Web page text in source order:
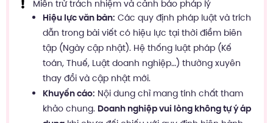
Miễn trừ trách nhiệm và cảnh báo pháp lý
Hiệu lực văn bản: Các quy định pháp luật và trích
dẫn trong bài viết có hiệu lực tại thời điểm biên
tập (Ngày cập nhật). Hệ thống luật pháp (Kế
toán, Thuế, Luật doanh nghiệp…) thường xuyên
thay đổi và cập nhật mới.
Khuyến cáo: Nội dung chỉ mang tính chất tham
khảo chung. Doanh nghiệp vui lòng không tự ý áp